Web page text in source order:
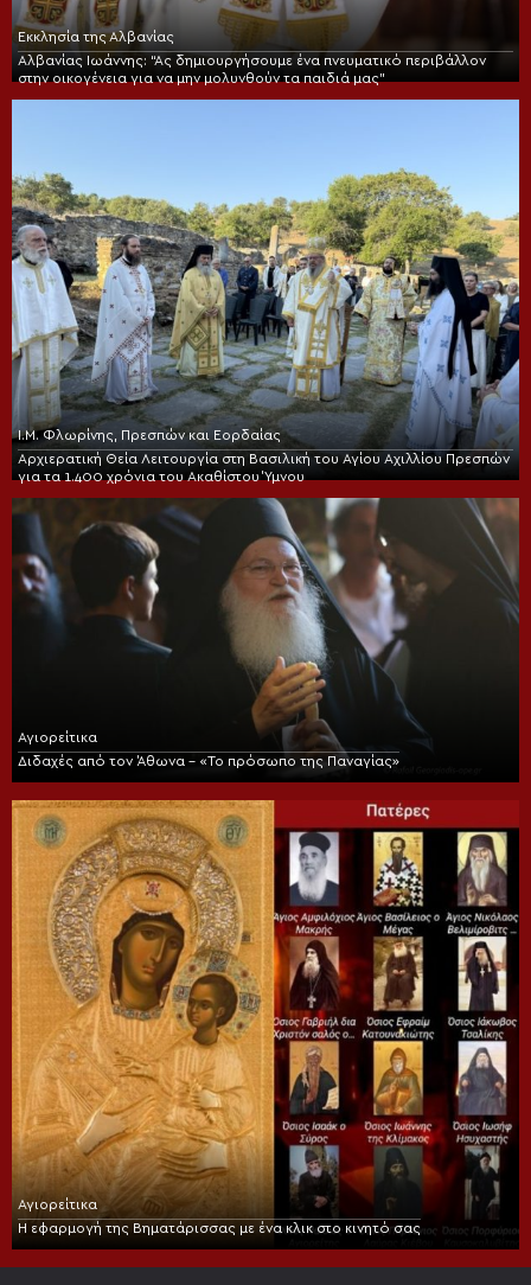
Εκκλησία της Αλβανίας
Αλβανίας Ιωάννης: “Ας δημιουργήσουμε ένα πνευματικό περιβάλλον
στην οικογένεια για να μην μολυνθούν τα παιδιά μας”
Ι.Μ. Φλωρίνης, Πρεσπών και Εορδαίας
Αρχιερατική Θεία Λειτουργία στη Βασιλική του Αγίου Αχιλλίου Πρεσπών
για τα 1.400 χρόνια του Ακαθίστου Ύμνου
Αγιορείτικα
Διδαχές από τον Άθωνα – «Το πρόσωπο της Παναγίας»
Αγιορείτικα
Η εφαρμογή της Βηματάρισσας με ένα κλικ στο κινητό σας